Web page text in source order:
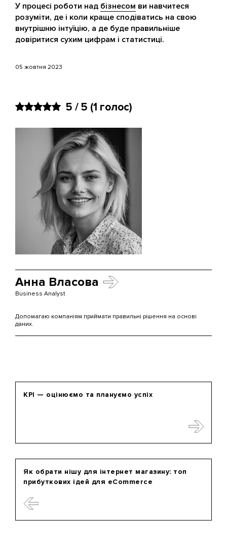
У процесі роботи над бізнесом ви навчитеся
розуміти, де і коли краще сподіватись на свою
внутрішню інтуїцію, а де буде правильніше
довіритися сухим цифрам і статистиці.
05 жовтня 2023
5 / 5 (1 голос)
Анна Власова
Business Analyst
Допомагаю компаніям приймати правильні рішення на основі
даних.
Як обрати нішу для інтернет магазину: топ
прибуткових ідей для eCommerce
KPI — оцінюємо та плануємо успіх